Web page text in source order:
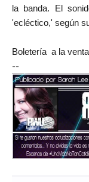
la banda. El
'ecléctico,' según
Boletería a la
--